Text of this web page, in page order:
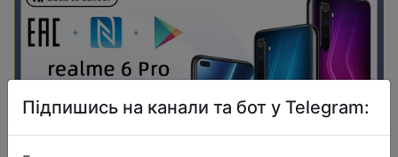
Підпишись на канали та бот у Telegram: